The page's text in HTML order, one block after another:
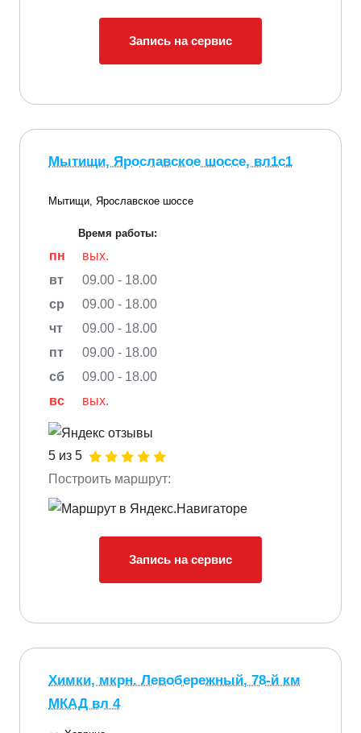
Запись на сервис
Мытищи, Ярославское шоссе, вл1с1
Мытищи, Ярославское шоссе
Время работы:
пн
вых.
вт
09.00 - 18.00
ср
09.00 - 18.00
чт
09.00 - 18.00
пт
09.00 - 18.00
сб
09.00 - 18.00
вс
вых.
5 из 5
Построить маршрут:
Запись на сервис
Химки, мкрн. Левобережный, 78-й км
МКАД вл 4